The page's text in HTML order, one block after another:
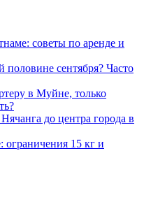
советы по аренде и
половине сентября? Часто
в Муйне, только
до центра города в
ограничения 15 кг и